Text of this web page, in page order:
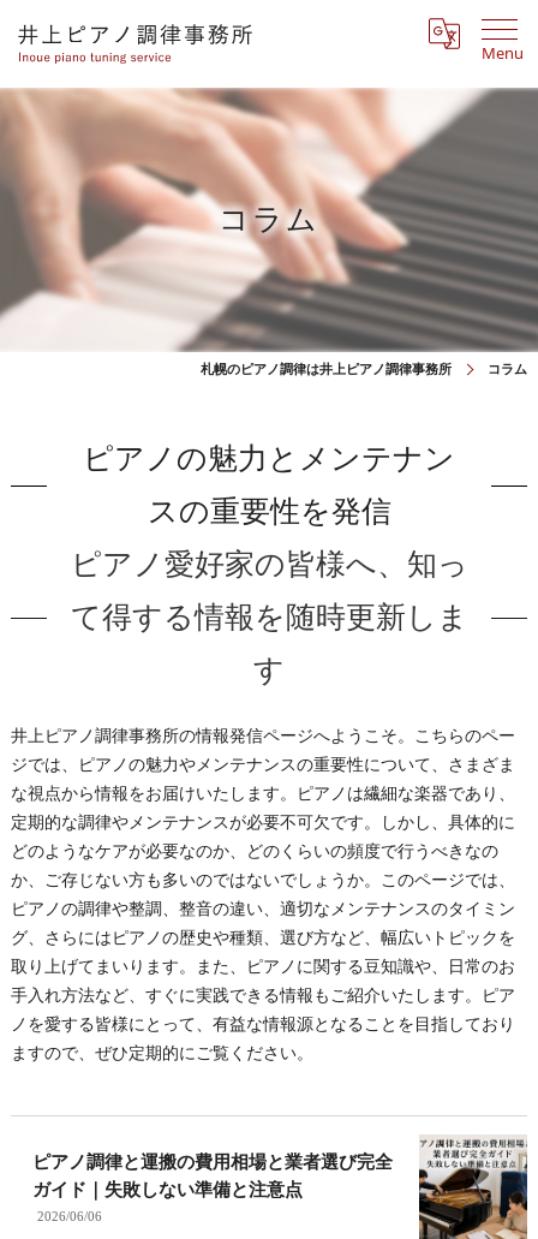
Menu
コラム
札幌のピアノ調律は井上ピアノ調律事務所 コラム
ピアノの魅力とメンテナン
スの重要性を発信
ピアノ愛好家の皆様へ、知っ
て得する情報を随時更新しま
す
井上ピアノ調律事務所の情報発信ページへようこそ。​こちらのペー
ジでは、ピアノの魅力やメンテナンスの重要性について、さまざま
な視点から情報をお届けいたします。​ピアノは繊細な楽器であり、
定期的な調律やメンテナンスが必要不可欠です。​しかし、具体的に
どのようなケアが必要なのか、どのくらいの頻度で行うべきなの
か、ご存じない方も多いのではないでしょうか。​このページでは、
ピアノの調律や整調、整音の違い、適切なメンテナンスのタイミン
グ、さらにはピアノの歴史や種類、選び方など、幅広いトピックを
取り上げてまいります。​また、ピアノに関する豆知識や、日常のお
手入れ方法など、すぐに実践できる情報もご紹介いたします。​ピア
ノを愛する皆様にとって、有益な情報源となることを目指しており
ますので、ぜひ定期的にご覧ください。
ピアノ調律と運搬の費用相場と業者選び完全
ガイド｜失敗しない準備と注意点
2026/06/06